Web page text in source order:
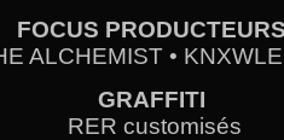
FOCUS
ALCHEMIST •
GRAFFITI
RER customisés